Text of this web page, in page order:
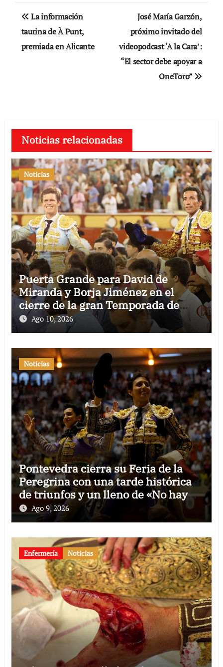
Navegación
de
entradas
La información
taurina de À Punt,
premiada en Alicante
José María Garzón,
próximo invitado del
videopodcast ‘A la Cara’:
“El sector debe apoyar a
OneToro”
Noticias relacionadas
Noticias
Puerta Grande para David de
Miranda y Borja Jiménez en el
cierre de la gran Temporada de
Verano de El Puerto
Ago 10, 2026
Noticias
Pontevedra cierra su Feria de la
Peregrina con una tarde histórica
de triunfos y un lleno de «No hay
billetes»
Ago 9, 2026
Enfermería Noticias